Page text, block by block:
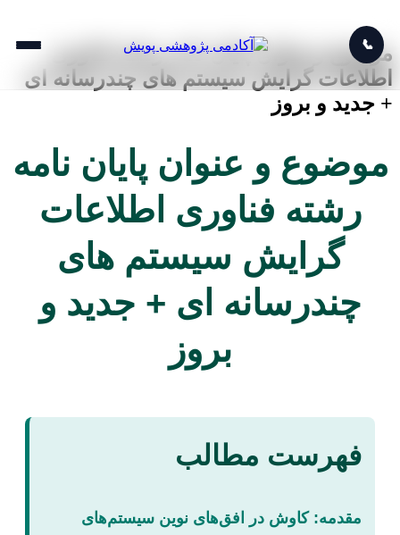
📞
موضوع و عنوان پایان نامه رشته فناوری
اطلاعات گرایش سیستم های چندرسانه ای
+ جدید و بروز
موضوع و عنوان پایان نامه
رشته فناوری اطلاعات
گرایش سیستم های
چندرسانه ای + جدید و
بروز
فهرست مطالب
مقدمه: کاوش در افق‌های نوین سیستم‌های